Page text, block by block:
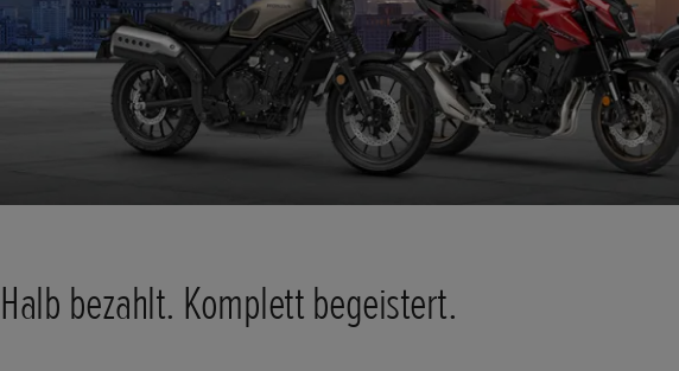
Halb bezahlt. Komplett begeistert.